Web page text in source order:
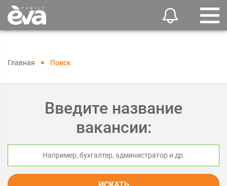
Главная Поиск
Введите название
вакансии: